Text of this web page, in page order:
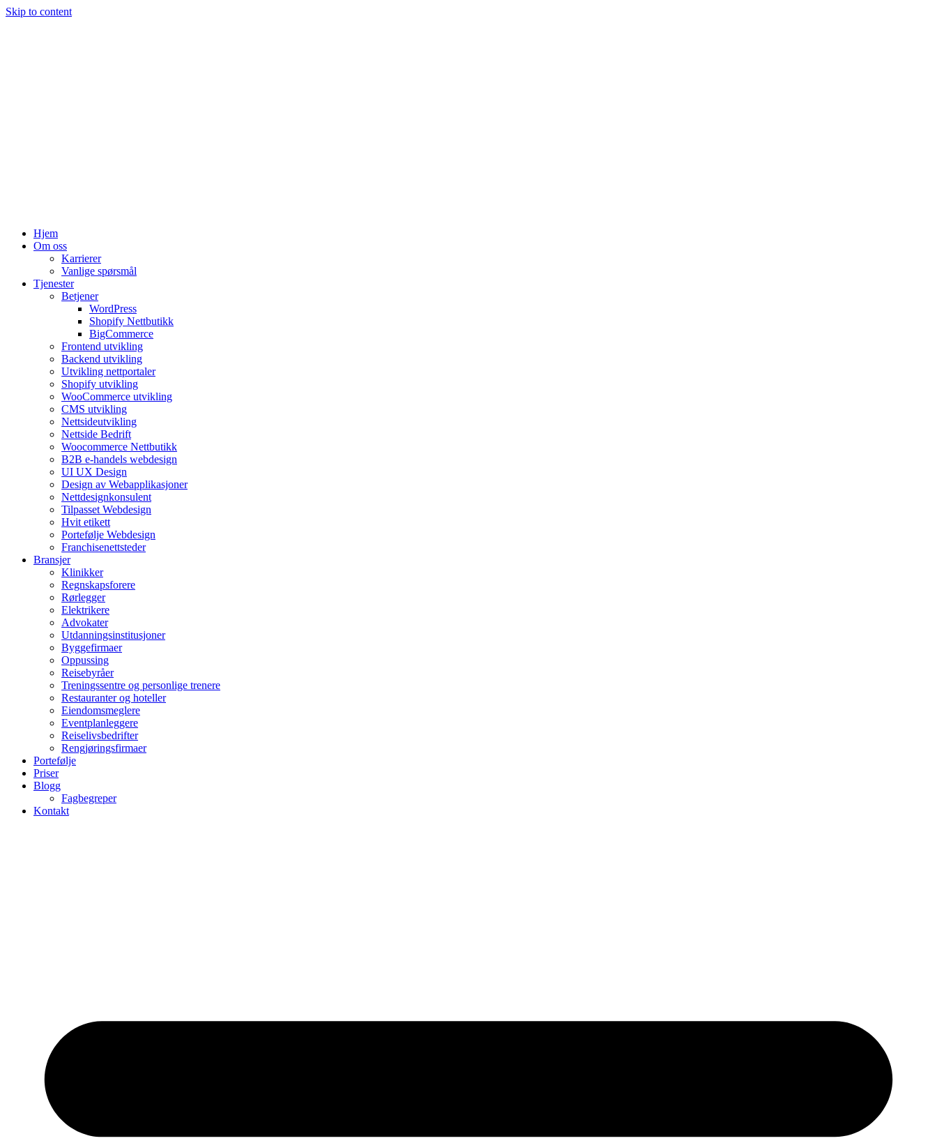
Skip to content
Hjem
Om oss
Karrierer
Vanlige spørsmål
Tjenester
Betjener
WordPress
Shopify Nettbutikk
BigCommerce
Frontend utvikling
Backend utvikling
Utvikling nettportaler
Shopify utvikling
WooCommerce utvikling
CMS utvikling
Nettsideutvikling
Nettside Bedrift
Woocommerce Nettbutikk
B2B e-handels webdesign
UI UX Design
Design av Webapplikasjoner
Nettdesignkonsulent
Tilpasset Webdesign
Hvit etikett
Portefølje Webdesign
Franchisenettsteder
Bransjer
Klinikker
Regnskapsforere
Rørlegger
Elektrikere
Advokater
Utdanningsinstitusjoner
Byggefirmaer
Oppussing
Reisebyråer
Treningssentre og personlige trenere
Restauranter og hoteller
Eiendomsmeglere
Eventplanleggere
Reiselivsbedrifter
Rengjøringsfirmaer
Portefølje
Priser
Blogg
Fagbegreper
Kontakt